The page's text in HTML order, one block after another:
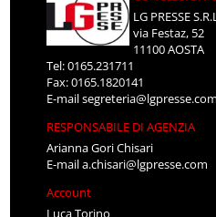
LG PRESSE
via Festaz, 52
11100 AOSTA
Tel: 0165.231711
Fax: 0165.1820141
E-mailsegreteria@lgpresse.com
RESPONSABILE DI AGENZIA
Arianna Gori Chisari
E-maila.chisari@lgpresse.com
Account
Luca Torino